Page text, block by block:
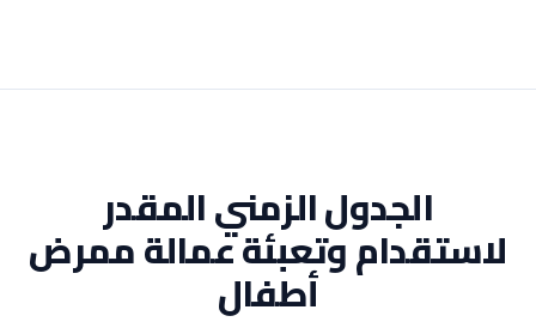
الجدول الزمني المقدر
لاستقدام وتعبئة عمالةممرض
أطفال